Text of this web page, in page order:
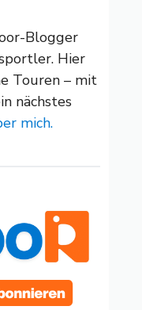
Blogger
Hier
Touren – mit
nächstes
mich.